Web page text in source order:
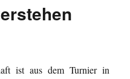
ist aus dem Turnier in